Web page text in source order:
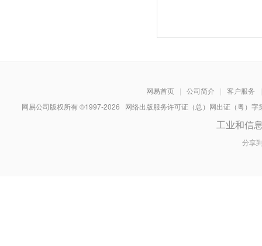
网易首页 | 公司简介 | 客户服务
|
网易公司版权所有 ©1997-2026 网络出版服务许可证（总）网出证（粤）
工业和信
分享